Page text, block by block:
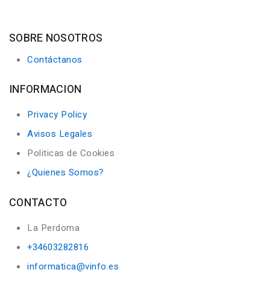
SOBRE NOSOTROS
Contáctanos
INFORMACION
Privacy Policy
Avisos Legales
Politicas de Cookies
¿Quienes Somos?
CONTACTO
La Perdoma
+34603282816
informatica@vinfo.es